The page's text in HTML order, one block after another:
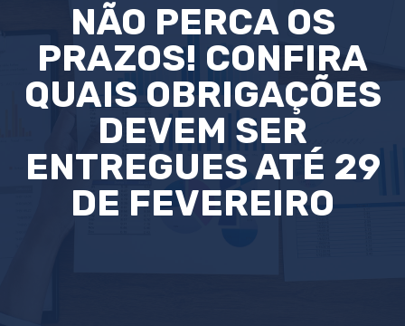
NÃO PERCA OS
PRAZOS! CONFIRA
QUAIS OBRIGAÇÕES
DEVEM SER
ENTREGUES ATÉ 29
DE FEVEREIRO